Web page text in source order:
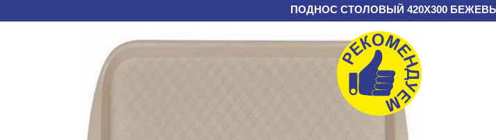
ПОДНОС СТОЛОВЫЙ 420Х300